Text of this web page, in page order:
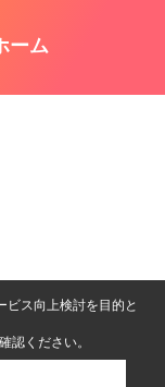
ーム
ビス向上検討を目的と
認ください。